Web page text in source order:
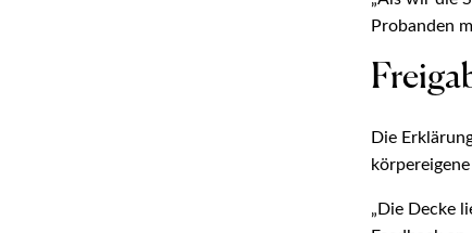
Probanden
Die
„Die Decke